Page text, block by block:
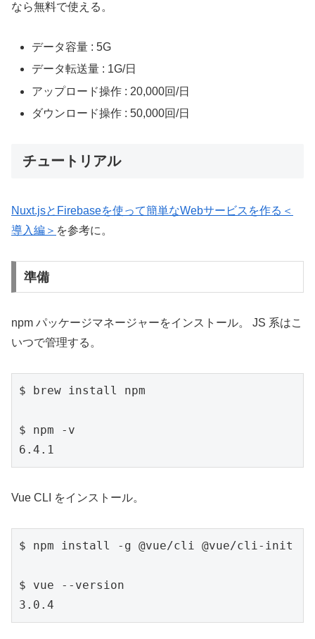
なら無料で使える。
データ容量 : 5G
データ転送量 : 1G/日
アップロード操作 : 20,000回/日
ダウンロード操作 : 50,000回/日
チュートリアル
Nuxt.jsとFirebaseを使って簡単なWebサービスを作る＜
導入編＞ を参考に。
準備
npm パッケージマネージャーをインストール。 JS 系はこ
いつで管理する。
$ brew install npm
$ npm -v
6.4.1
Vue CLI をインストール。
$ npm install -g @vue/cli @vue/cli-init
$ vue --version
3.0.4